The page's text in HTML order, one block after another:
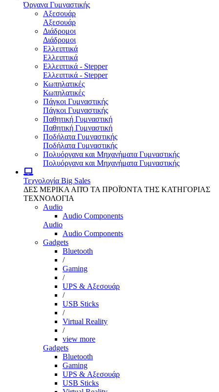
Όργανα Γυμναστικής
Αξεσουάρ
Αξεσουάρ
Διάδρομοι
Διάδρομοι
Ελλειπτικά
Ελλειπτικά
Ελλειπτικά - Stepper
Ελλειπτικά - Stepper
Κωπηλατικές
Κωπηλατικές
Πάγκοι Γυμναστικής
Πάγκοι Γυμναστικής
Παθητική Γυμναστική
Παθητική Γυμναστική
Ποδήλατα Γυμναστικής
Ποδήλατα Γυμναστικής
Πολυόργανα και Μηχανήματα Γυμναστικής
Πολυόργανα και Μηχανήματα Γυμναστικής
Τεχνολογία Big Sales
ΔΕΣ ΜΕΡΙΚΑ ΑΠΌ ΤΑ ΠΡΟΪΌΝΤΑ ΤΗΣ ΚΑΤΗΓΟΡΙΑΣ
ΤΕΧΝΟΛΟΓΙΑ
Audio
Audio Components
Audio
Audio Components
Gadgets
Bluetooth
/
Gaming
/
UPS & Αξεσουάρ
/
USB Sticks
/
Virtual Reality
/
view more
Gadgets
Bluetooth
Gaming
UPS & Αξεσουάρ
USB Sticks